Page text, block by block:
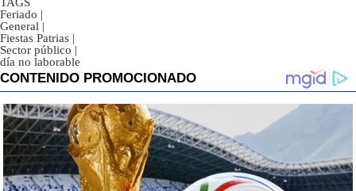
TAGS
Feriado |
General |
Fiestas Patrias |
Sector público |
día no laborable